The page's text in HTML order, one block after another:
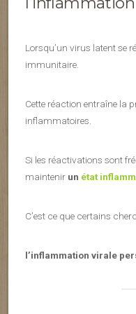
Lorsqu’un virus latent se
immunitaire.
Cette réaction entraîne la
inflammatoires.
Si les réactivations sont
maintenir un état
C’est ce que certains
l’inflammation virale